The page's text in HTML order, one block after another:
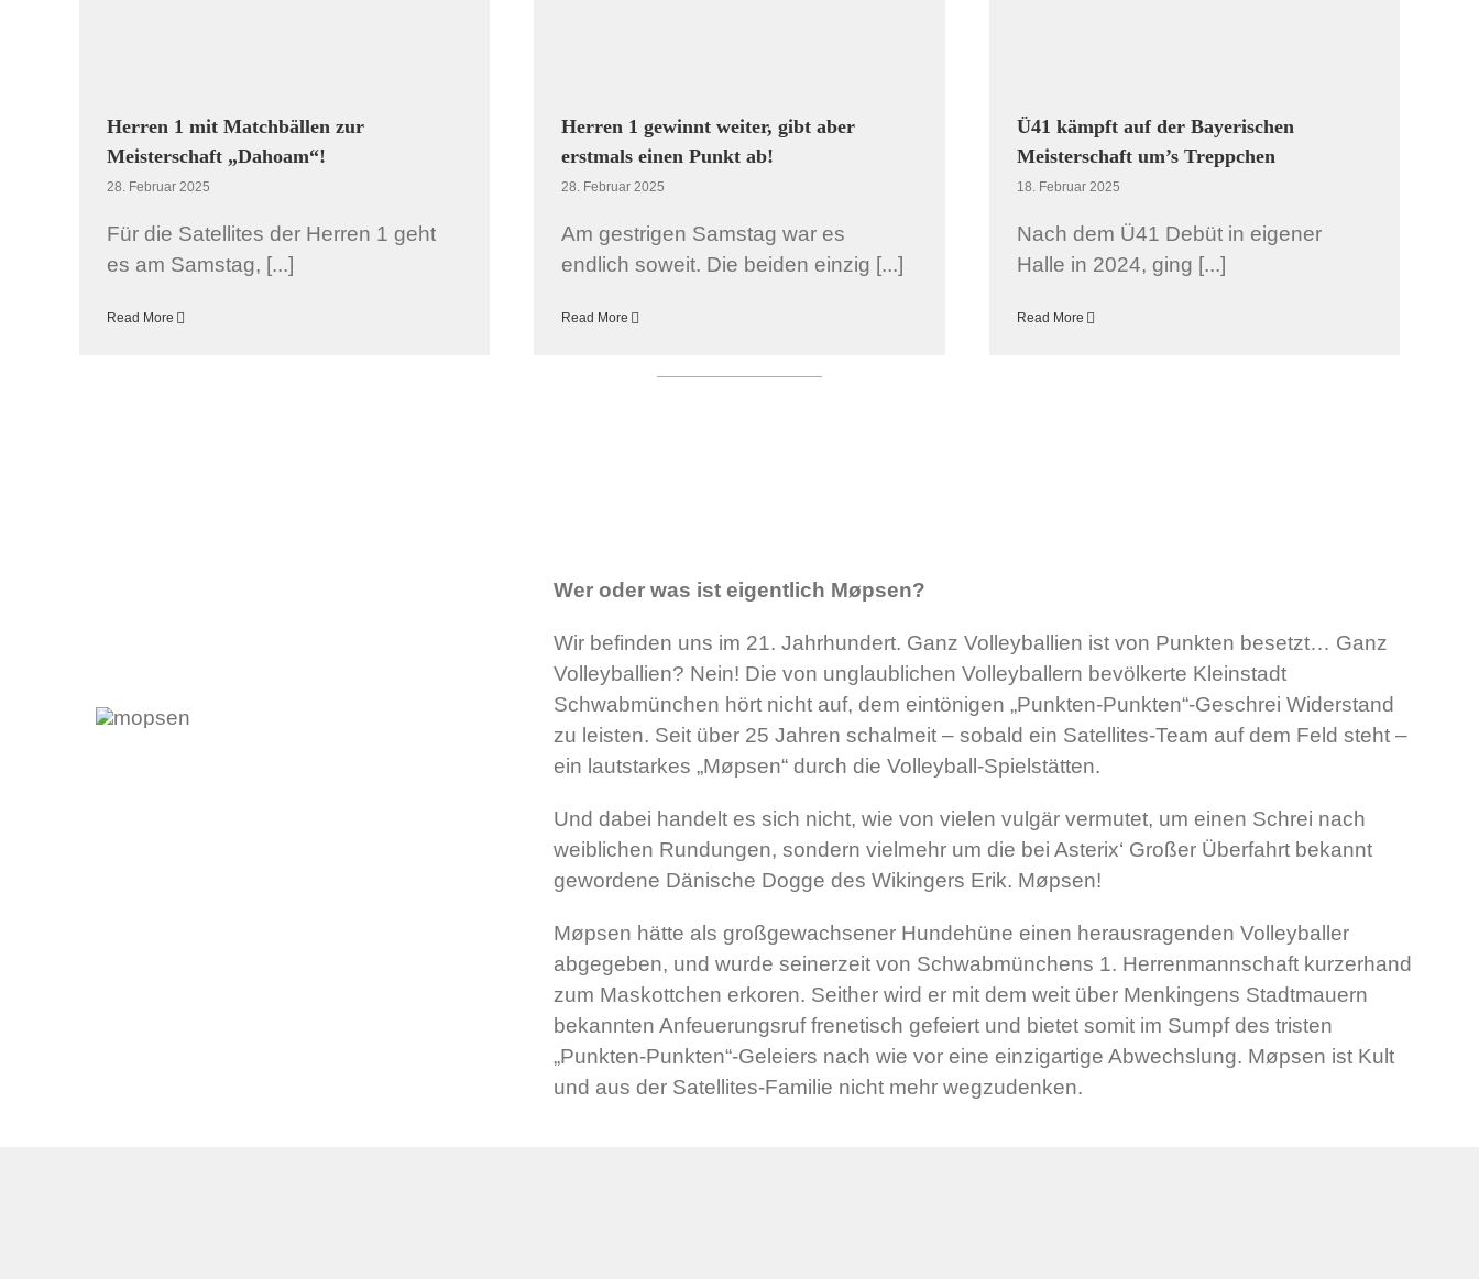
Herren 1 mit Matchbällen zur
Meisterschaft „Dahoam“!
28. Februar 2025
Für die Satellites der Herren 1 geht
es am Samstag, [...]
Read More
Herren 1 gewinnt weiter, gibt aber
erstmals einen Punkt ab!
28. Februar 2025
Am gestrigen Samstag war es
endlich soweit. Die beiden einzig [...]
Read More
Ü41 kämpft auf der Bayerischen
Meisterschaft um’s Treppchen
18. Februar 2025
Nach dem Ü41 Debüt in eigener
Halle in 2024, ging [...]
Read More
Wer oder was ist eigentlich Møpsen?
Wir befinden uns im 21. Jahrhundert. Ganz Volleyballien ist von Punkten besetzt… Ganz
Volleyballien? Nein! Die von unglaublichen Volleyballern bevölkerte Kleinstadt
Schwabmünchen hört nicht auf, dem eintönigen „Punkten-Punkten“-Geschrei Widerstand
zu leisten. Seit über 25 Jahren schalmeit – sobald ein Satellites-Team auf dem Feld steht –
ein lautstarkes „Møpsen“ durch die Volleyball-Spielstätten.
Und dabei handelt es sich nicht, wie von vielen vulgär vermutet, um einen Schrei nach
weiblichen Rundungen, sondern vielmehr um die bei Asterix‘ Großer Überfahrt bekannt
gewordene Dänische Dogge des Wikingers Erik. Møpsen!
Møpsen hätte als großgewachsener Hundehüne einen herausragenden Volleyballer
abgegeben, und wurde seinerzeit von Schwabmünchens 1. Herrenmannschaft kurzerhand
zum Maskottchen erkoren. Seither wird er mit dem weit über Menkingens Stadtmauern
bekannten Anfeuerungsruf frenetisch gefeiert und bietet somit im Sumpf des tristen
„Punkten-Punkten“-Geleiers nach wie vor eine einzigartige Abwechslung. Møpsen ist Kult
und aus der Satellites-Familie nicht mehr wegzudenken.